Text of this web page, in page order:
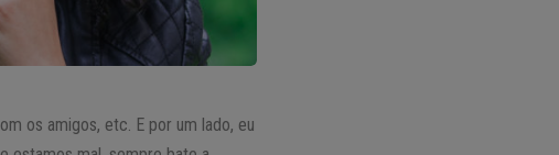
os amigos, etc. E por um lado, eu